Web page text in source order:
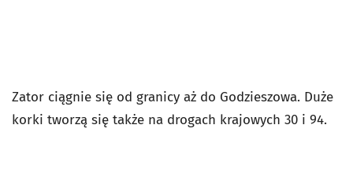
Zator ciągnie się od granicy aż do Godzieszowa. Duże
korki tworzą się także na drogach krajowych 30 i 94.